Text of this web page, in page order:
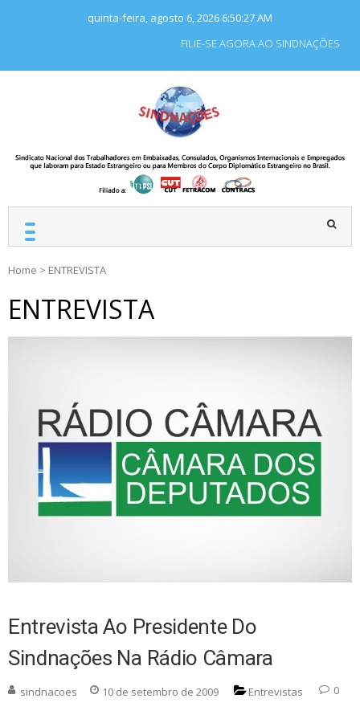
quinta-feira, agosto 6, 2026 6:50:28 AM
FILIE-SE AGORA AO SINDNAÇÕES
e Organismos
Empregados que laboram
para Estado Estrangeiro.
Home > ENTREVISTA
ENTREVISTA
Entrevista Ao Presidente Do
Sindnações Na Rádio Câmara
sindnacoes 10 de setembro de 2009 Entrevistas 0